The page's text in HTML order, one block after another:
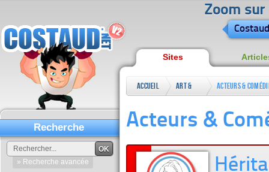
Zoom sur
Sites
Accueil
Art &
Acteurs &
Acteurs &
Recherche
OK
» Recherche avancée